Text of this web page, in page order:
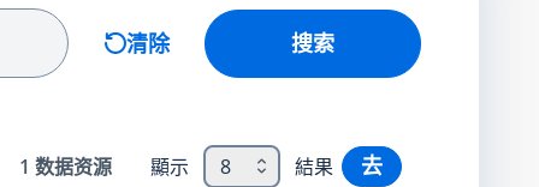
清除 搜索
1 数据资源 顯示 8 結果 去